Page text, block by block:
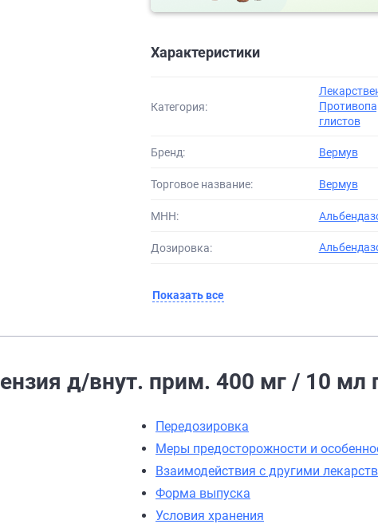
Характеристики
Категория:
глистов
Бренд: Вермув
Торговое название: Вермув
МНН:
Дозировка:
Показать все
д/внут. прим. 400 мг / 10 мл
Передозировка
Меры предосторожности и
Взаимодействия с другими
Форма выпуска
Условия хранения